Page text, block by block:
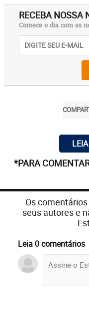
RECEBA NOSSA
Comece o dia com as
*PARA
Os
seus autores e
Leia 0 comentários